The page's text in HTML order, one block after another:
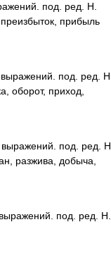
под. ред. Н.
прибыль
под. ред. Н.
оборот, приход,
под. ред. Н.
разжива, добыча,
под. ред. Н.